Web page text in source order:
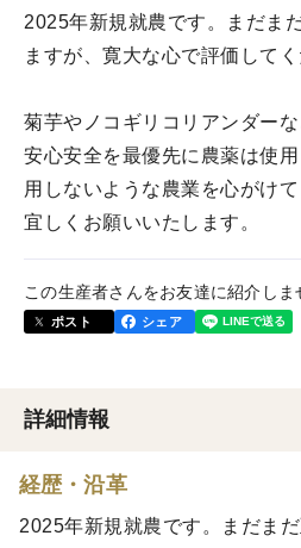
2025年新規就農です。まだま
ますが、寛大な心で評価してく
菊芋やノコギリコリアンダーな
安心安全を最優先に農薬は使
用しないような農業を心がけて
宜しくお願いいたします。
この生産者さんをお友達に紹介しま
ポスト シェア
詳細情報
経歴・沿革
2025年新規就農です。まだま